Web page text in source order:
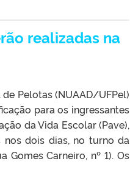
realizadas na
Pelotas (NUAAD/UFPel)
para os ingressantes
da Vida Escolar (Pave),
nos dois dias, no turno da
Carneiro, nº 1). Os